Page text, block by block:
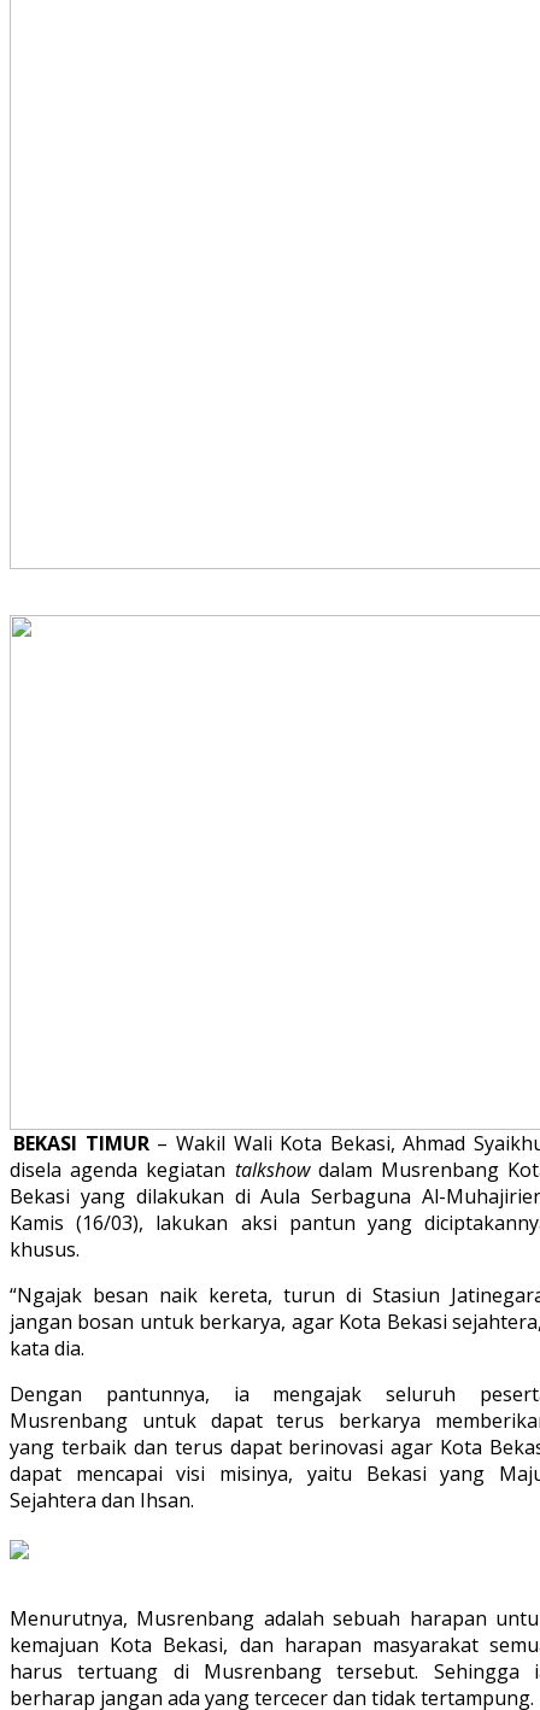
BEKASI TIMUR– Wakil Wali Kota Bekasi, Ahmad
disela agenda kegiatan talkshowdalam Musrenbang
Bekasi yang dilakukan di Aula Serbaguna Al-
Kamis (16/03), lakukan aksi pantun yang
khusus.
“Ngajak besan naik kereta, turun di Stasiun
jangan bosan untuk berkarya, agar Kota Bekasi
kata dia.
Dengan pantunnya, ia mengajak seluruh
Musrenbang untuk dapat terus berkarya
yang terbaik dan terus dapat berinovasi agar Kota
dapat mencapai visi misinya, yaitu Bekasi yang
Sejahtera dan Ihsan.
Menurutnya, Musrenbang adalah sebuah harapan
kemajuan Kota Bekasi, dan harapan masyarakat
harus tertuang di Musrenbang tersebut. Sehingga
berharap jangan ada yang tercecer dan tidak tertampung.